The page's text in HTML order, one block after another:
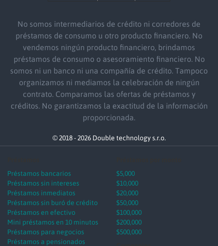
No somos intermediarios de crédito ni corredores de
préstamos de consumo u otro producto financiero. No
vendemos ningún producto financiero, brindamos
préstamos de consumo o asesoramiento financiero. No
somos ni un banco ni una compañía de crédito. Tampoco
organizamos ni mediamos la celebración de ningún
contrato. Comparamos las ofertas de préstamos y
créditos. No garantizamos la exactitud de la información
proporcionada.
© 2018 - 2026 Double technology s.r.o.
Préstamos bancarios
Préstamos sin intereses
Préstamos inmediatos
Préstamos sin buró de crédito
Préstamos en efectivo
Mini préstamos en 10 minutos
Préstamos para negocios
Préstamos a pensionados
$5,000
$10,000
$20,000
$50,000
$100,000
$200,000
$500,000